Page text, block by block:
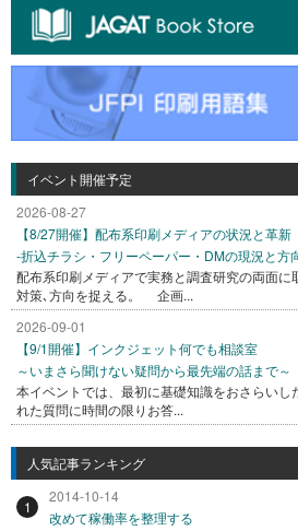
イベント開催予定
2026-08-27
【8/27開催】配布系印刷メディアの状況と革新
-折込チラシ・フリーペーパー・DMの現況と方
配布系印刷メディアで実務と調査研究の両面に
対策､方向を捉える。 企画...
2026-09-01
【9/1開催】インクジェット何でも相談室
～いまさら聞けない疑問から最先端の話まで～
本イベントでは、最初に基礎知識をおさらいし
れた質問に時間の限りお答...
人気記事ランキング
1
2014-10-14
改めて稼働率を整理する